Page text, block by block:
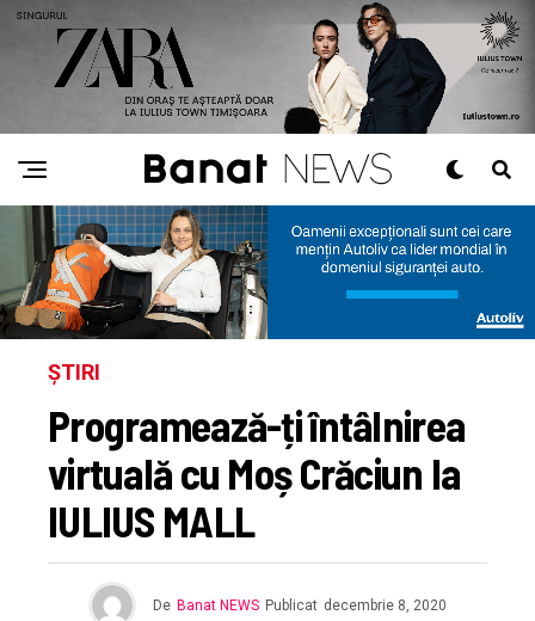
ȘTIRI
Programează-ți întâlnirea
virtuală cu Moș Crăciun la
IULIUS MALL
De Banat NEWS Publicat decembrie 8, 2020